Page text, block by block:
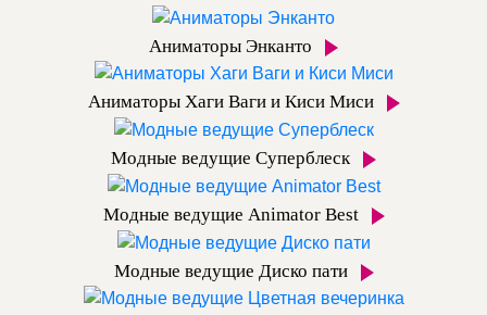
Аниматоры Энканто
Аниматоры Хаги Ваги и Киси Миси
Модные ведущие Суперблеск
Модные ведущие Animator Best
Модные ведущие Диско пати